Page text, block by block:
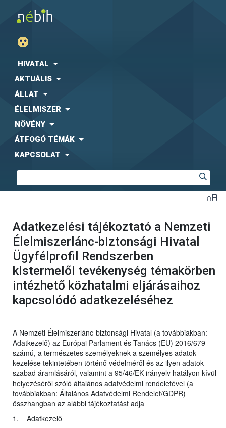
HIVATAL
AKTUÁLIS
ÁLLAT
ÉLELMISZER
NÖVÉNY
ÁTFOGÓ TÉMÁK
KAPCSOLAT
Adatkezelési tájékoztató a Nemzeti
Élelmiszerlánc-biztonsági Hivatal
Ügyfélprofil Rendszerben
kistermelői tevékenység témakörben
intézhető közhatalmi eljárásaihoz
kapcsolódó adatkezeléséhez
A Nemzeti Élelmiszerlánc-biztonsági Hivatal (a továbbiakban:
Adatkezelő) az Európai Parlament és Tanács (EU) 2016/679
számú, a természetes személyeknek a személyes adatok
kezelése tekintetében történő védelméről és az ilyen adatok
szabad áramlásáról, valamint a 95/46/EK irányelv hatályon kívül
helyezéséről szóló általános adatvédelmi rendeletével (a
továbbiakban: Általános Adatvédelmi Rendelet/GDPR)
összhangban az alábbi tájékoztatást adja
1. Adatkezelő